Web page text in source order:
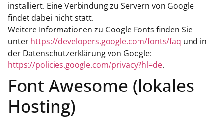
installiert. Eine Verbindung zu Servern von Google
findet dabei nicht statt.
Weitere Informationen zu Google Fonts finden Sie
unter https://developers.google.com/fonts/faq und in
der Datenschutzerklärung von Google:
https://policies.google.com/privacy?hl=de.
Font Awesome (lokales
Hosting)